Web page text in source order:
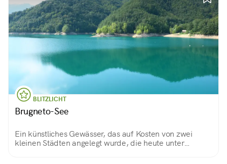
BLITZLICHT
Brugneto-See
Ein künstliches Gewässer, das auf Kosten von zwei
kleinen Städten angelegt wurde, die heute unter